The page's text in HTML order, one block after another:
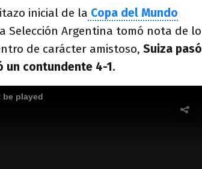
inicial de la Copa del Mundo
Selección Argentina tomó nota de lo
de carácter amistoso, Suiza pasó
un contundente 4-1.